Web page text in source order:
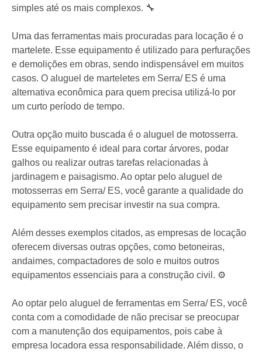
simples até os mais complexos. 🔧
Uma das ferramentas mais procuradas para locação é o
martelete. Esse equipamento é utilizado para perfurações
e demolições em obras, sendo indispensável em muitos
casos. O aluguel de marteletes em Serra/ ES é uma
alternativa econômica para quem precisa utilizá-lo por
um curto período de tempo.
Outra opção muito buscada é o aluguel de motosserra.
Esse equipamento é ideal para cortar árvores, podar
galhos ou realizar outras tarefas relacionadas à
jardinagem e paisagismo. Ao optar pelo aluguel de
motosserras em Serra/ ES, você garante a qualidade do
equipamento sem precisar investir na sua compra.
Além desses exemplos citados, as empresas de locação
oferecem diversas outras opções, como betoneiras,
andaimes, compactadores de solo e muitos outros
equipamentos essenciais para a construção civil. ⚙️
Ao optar pelo aluguel de ferramentas em Serra/ ES, você
conta com a comodidade de não precisar se preocupar
com a manutenção dos equipamentos, pois cabe à
empresa locadora essa responsabilidade. Além disso, o